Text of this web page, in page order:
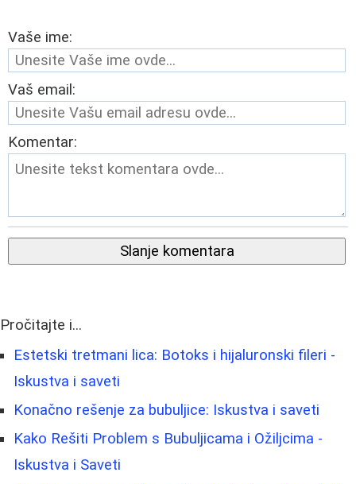
Vaše ime:
Vaš email:
Komentar:
Slanje komentara
Pročitajte i...
Estetski tretmani lica: Botoks i hijaluronski fileri -
Iskustva i saveti
Konačno rešenje za bubuljice: Iskustva i saveti
Kako Rešiti Problem s Bubuljicama i Ožiljcima -
Iskustva i Saveti